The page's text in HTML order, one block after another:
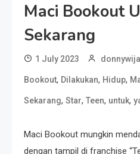
Maci Bookout
Sekarang
1 July 2023
Bookout, Dilakukan, Hidup,
Sekarang, Star, Teen, untuk,
Maci Bookout mungkin
dengan tampil di franchise